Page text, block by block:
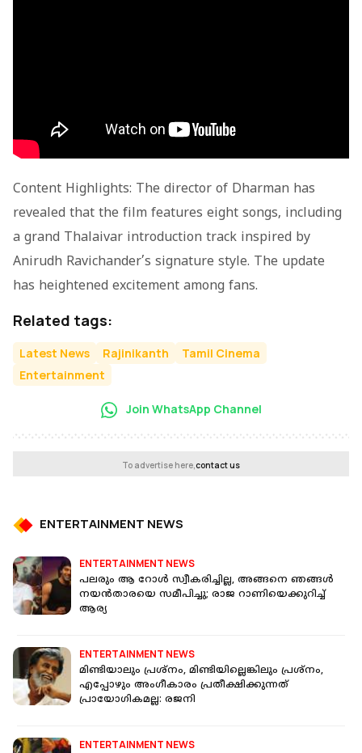
Content Highlights: The director of Dharman has
revealed that the film features eight songs, including
a grand Thalaivar introduction track inspired by
Anirudh Ravichander’s signature style. The update
has heightened excitement among fans.
Related tags:
Latest News Rajinikanth
Tamil Cinema
Entertainment
Join WhatsApp Channel
To advertise here,contact us
ENTERTAINMENT NEWS
ENTERTAINMENT NEWS
പലരും ആ റോൾ സ്വീകരിച്ചില്ല, അങ്ങനെ ഞങ്ങൾ
നയൻതാരയെ സമീപിച്ചു; രാജ റാണിയെക്കുറിച്ച്
ആര്യ
ENTERTAINMENT NEWS
മിണ്ടിയാലും പ്രശ്നം, മിണ്ടിയില്ലെങ്കിലും പ്രശ്നം,
എപ്പോഴും അംഗീകാരം പ്രതീക്ഷിക്കുന്നത്
പ്രായോഗികമല്ല: രജനി
ENTERTAINMENT NEWS